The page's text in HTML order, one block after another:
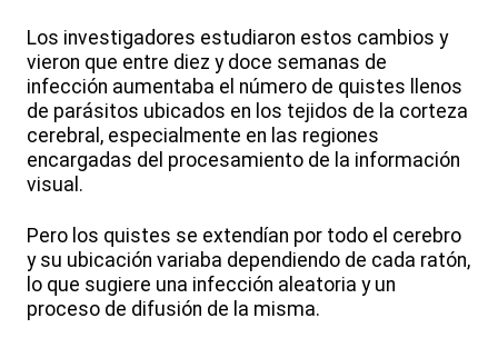
Los investigadores estudiaron estos cambios y
vieron que entre diez y doce semanas de
infección aumentaba el número de quistes llenos
de parásitos ubicados en los tejidos de la corteza
cerebral, especialmente en las regiones
encargadas del procesamiento de la información
visual.
Pero los quistes se extendían por todo el cerebro
y su ubicación variaba dependiendo de cada ratón,
lo que sugiere una infección aleatoria y un
proceso de difusión de la misma.